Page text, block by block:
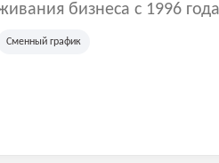
бизнеса с 1996
организаций.
Сменный график